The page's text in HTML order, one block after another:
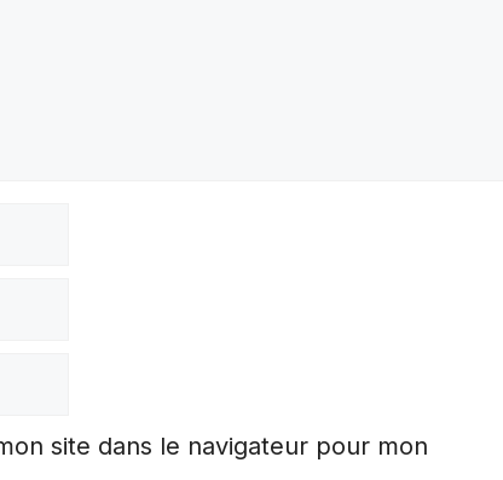
site dans le navigateur pour mon